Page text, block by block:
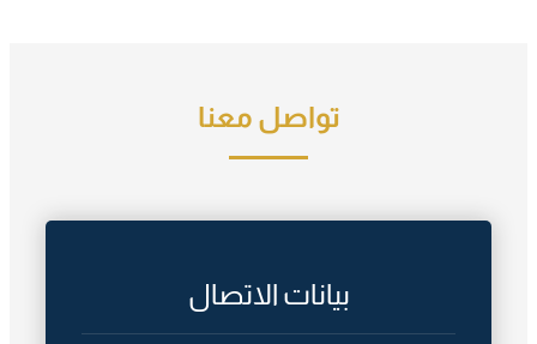
بيانات الاتصال
تواصل معنا